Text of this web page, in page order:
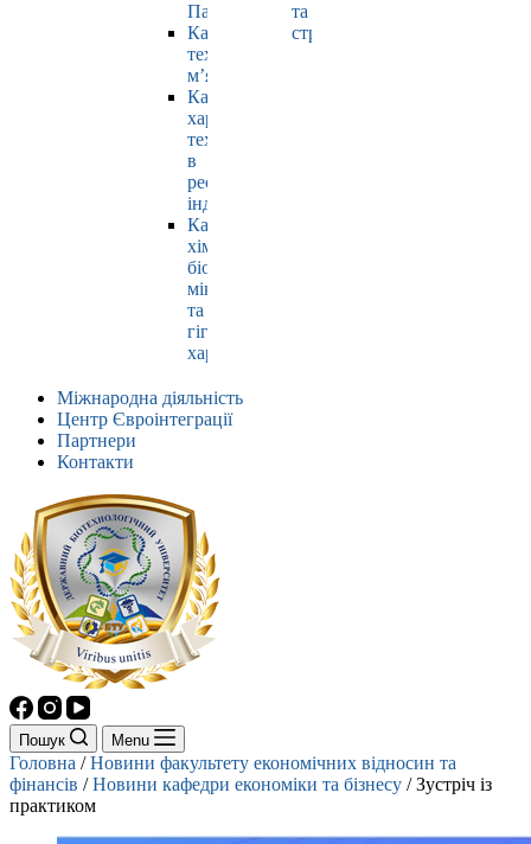
Павлюк
Кафедра
технології
м’яса
Кафедра
харчових
технологій
в
ресторанній
індустрії
Кафедра
хімії,
біохімії,
мікробіології
та
гігієни
харчування
та
страхування
Міжнародна діяльність
Центр Євроінтеграції
Партнери
Контакти
Пошук Menu
Головна /Новини факультету економічних відносин та
фінансів /Новини кафедри економіки та бізнесу /Зустріч із
практиком